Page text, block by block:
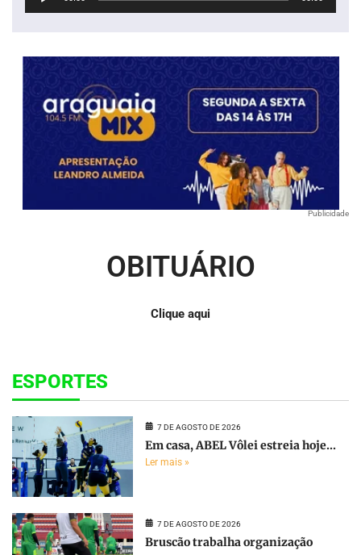
Publicidade
OBITUÁRIO
Clique aqui
ESPORTES
7 DE AGOSTO DE 2026
Em casa, ABEL Vôlei estreia hoje...
Ler mais »
7 DE AGOSTO DE 2026
Bruscão trabalha organização